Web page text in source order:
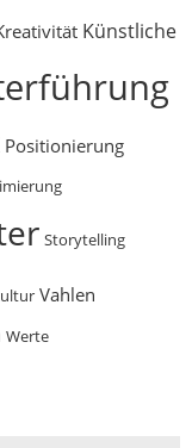
Künstliche
Positionierung
Storytelling
Vahlen
Werte